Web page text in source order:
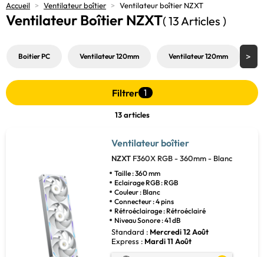
Accueil > Ventilateur boîtier > Ventilateur boîtier NZXT
Ventilateur Boîtier NZXT( 13 Articles )
Boitier PC Ventilateur 120mm Ventilateur 120mm
Filtrer 1
13 articles
Ventilateur boîtier
NZXT F360X RGB - 360mm - Blanc
Taille : 360 mm
Eclairage RGB : RGB
Couleur : Blanc
Connecteur : 4 pins
Rétroéclairage : Rétroéclairé
Niveau Sonore : 41 dB
Standard : Mercredi 12 Août
Express : Mardi 11 Août